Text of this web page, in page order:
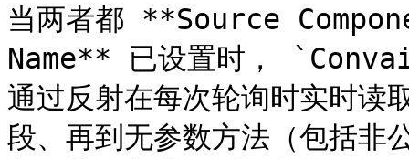
当两者都 **Source
Name** 已设置时，
通过反射在每次轮询时实时读
段、再到无参数方法（包括非